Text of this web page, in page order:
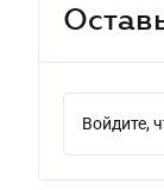
Войдите,